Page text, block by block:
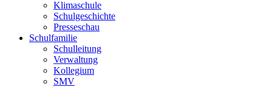
Klimaschule
Schulgeschichte
Presseschau
Schulfamilie
Schulleitung
Verwaltung
Kollegium
SMV